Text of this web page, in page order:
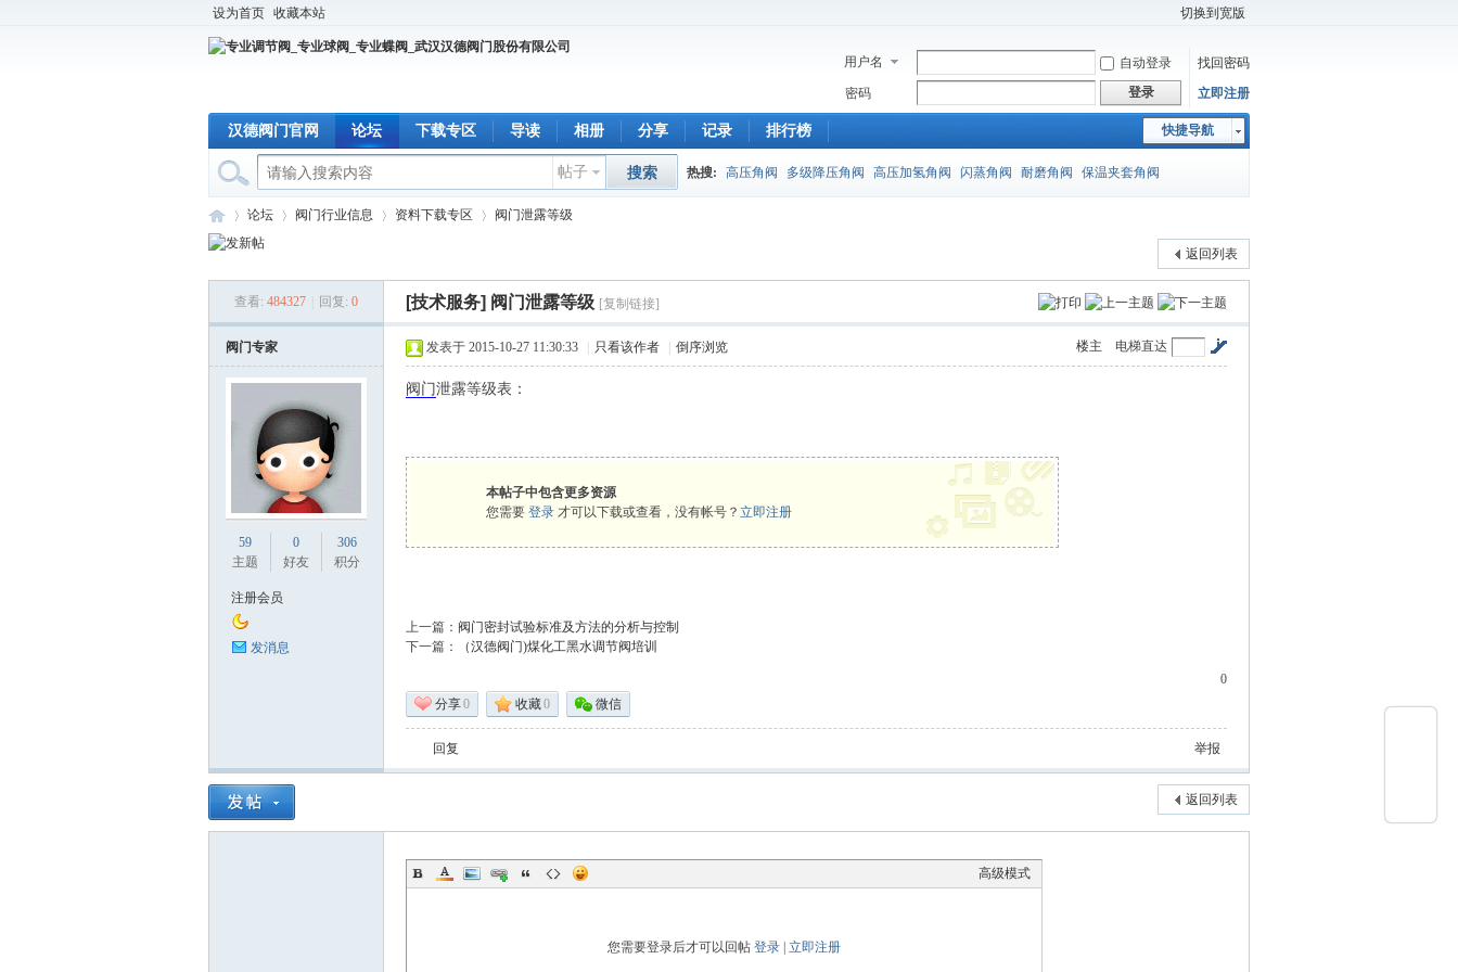
设为首页 收藏本站 切换到宽版
用户名 自动登录
找回密码
密码
登录 立即注册
快捷导航
汉德阀门官网 论坛 下载专区 导读 相册 分享 记录 排行榜
帖子 搜索 热搜: 高压角阀 多级降压角阀 高压加氢角阀 闪蒸角阀 耐磨角阀 保温夹套角阀
论坛
›
阀门行业信息 资料下载专区
›
阀门泄露等级
返回列表
查看: 484327 回复: 0 [技术服务] 阀门泄露等级 [复制链接]
阀门专家
59
主题
0
好友
306
积分
注册会员
发消息
电梯直达
楼主
发表于 2015-10-27 11:30:33 只看该作者 倒序浏览
阀门泄露等级表：
本帖子中包含更多资源
您需要 登录 才可以下载或查看，没有帐号？ 立即注册
上一篇： 阀门密封试验标准及方法的分析与控制
下一篇：
（汉德阀门)煤化工黑水调节阀培训
0
分享0 收藏0 微信
回复 举报
返回列表
高级模式
您需要登录后才可以回帖 登录 立即注册